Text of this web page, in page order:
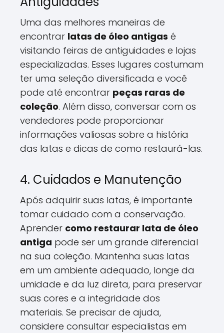
Uma das melhores maneiras de
encontrar latas de óleo antigas é
visitando feiras de antiguidades e lojas
especializadas. Esses lugares costumam
ter uma seleção diversificada e você
pode até encontrar peças raras de
coleção. Além disso, conversar com os
vendedores pode proporcionar
informações valiosas sobre a história
das latas e dicas de como restaurá-las.
4. Cuidados e Manutenção
Após adquirir suas latas, é importante
tomar cuidado com a conservação.
Aprender como restaurar lata de óleo
antiga pode ser um grande diferencial
na sua coleção. Mantenha suas latas
em um ambiente adequado, longe da
umidade e da luz direta, para preservar
suas cores e a integridade dos
materiais. Se precisar de ajuda,
considere consultar especialistas em